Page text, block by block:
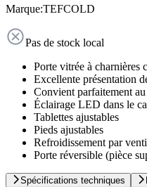
Marque:TEFCOLD
Pas de stock local
Porte vitrée à charnières
Excellente présentation
Convient parfaitement
Éclairage LED dans le
Tablettes ajustables
Pieds ajustables
Refroidissement par
Porte réversible (pièce
Spécifications techniques